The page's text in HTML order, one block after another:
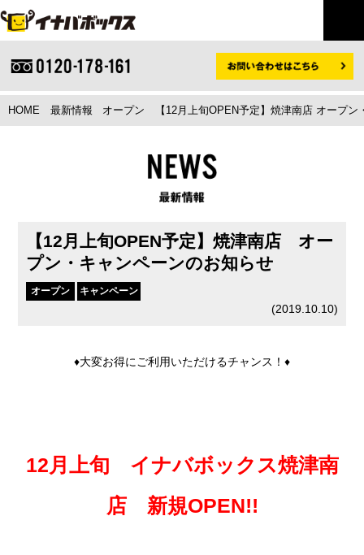
HOME 最新情報 オープン 【12月上旬OPEN予定】焼津南店 オープ
【12月上旬OPEN予定】焼津南店 オー
プン・キャンペーンのお知らせ
オープン キャンペーン
(2019.10.10)
♦大変お得にご利用いただけるチャンス！♦
12月上旬 イナバボックス焼津南
店 新規OPEN!!